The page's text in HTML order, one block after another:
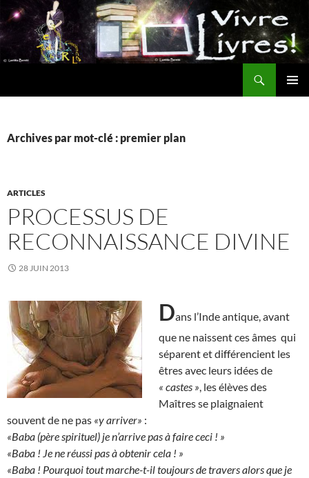
Aller
au
contenu
Archives par mot-clé : premier plan
ARTICLES
PROCESSUS DE
RECONNAISSANCE DIVINE
28 JUIN 2013
Dans l’Inde antique, avant
que ne naissent ces âmes qui
séparent et différencient les
êtres avec leurs idées de
« castes » , les élèves des
Maîtres se plaignaient
souvent de ne pas «y arriver» :
«Baba (père spirituel) je n’arrive pas à faire ceci ! »
«Baba ! Je ne réussi pas à obtenir cela ! »
«Baba ! Pourquoi tout marche-t-il toujours de travers alors que je